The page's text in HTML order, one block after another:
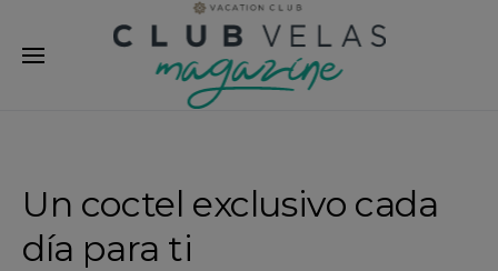
Un coctel exclusivo cada
día para ti
modal-check